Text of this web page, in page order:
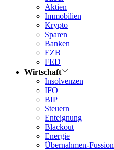
Aktien
Immobilien
Krypto
Sparen
Banken
EZB
FED
Wirtschaft
Insolvenzen
IFO
BIP
Steuern
Enteignung
Blackout
Energie
Übernahmen-Fussion